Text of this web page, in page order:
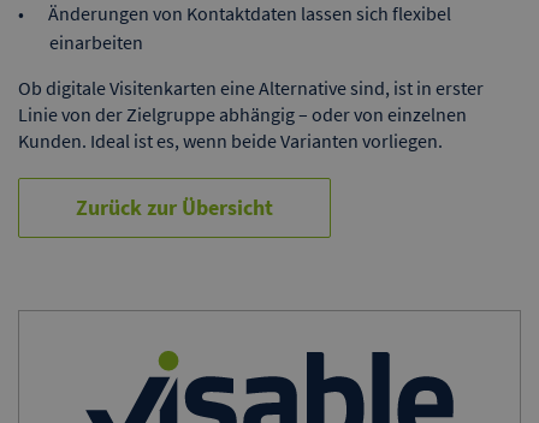
Änderungen von Kontaktdaten lassen sich flexibel
einarbeiten
Ob digitale Visitenkarten eine Alternative sind, ist in erster
Linie von der Zielgruppe abhängig – oder von einzelnen
Kunden. Ideal ist es, wenn beide Varianten vorliegen.
Zurück zur Übersicht